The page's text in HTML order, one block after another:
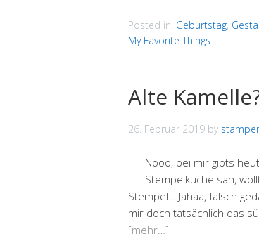
Posted in: Geburtstag,
My Favorite Things
Alte
26. Februar 2019 by
Nööö, bei mir gibts
Stempelküche sah,
Stempel… Jahaa, falsch
mir doch tatsächlich das
[mehr…]